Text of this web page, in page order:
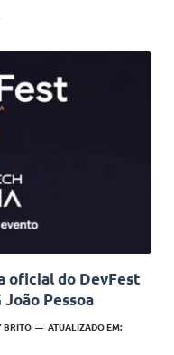
oficial do DevFest
Pessoa
BRITO
ATUALIZADO EM: